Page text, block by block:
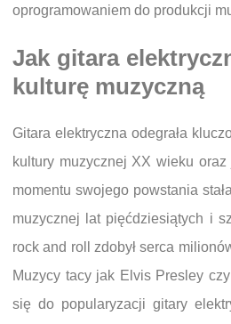
oprogramowaniem do produkcji
Jak gitara
kulturę muzyczną
Gitara elektryczna odegrała
kultury muzycznej XX wieku
momentu swojego powstania
muzycznej lat pięćdziesiątych i
rock and roll zdobył serca
Muzycy tacy jak Elvis Presley
się do popularyzacji gitary